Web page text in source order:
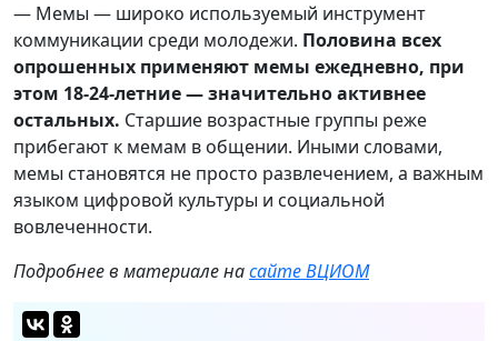
— Мемы — широко используемый инструмент
коммуникации среди молодежи. Половина всех
опрошенных применяют мемы ежедневно, при
этом 18-24-летние — значительно активнее
остальных. Старшие возрастные группы реже
прибегают к мемам в общении. Иными словами,
мемы становятся не просто развлечением, а важным
языком цифровой культуры и социальной
вовлеченности.
Подробнее в материале насайте ВЦИОМ